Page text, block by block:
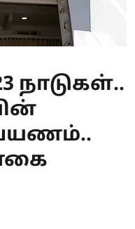
நாடுகள்..
பயணம்..